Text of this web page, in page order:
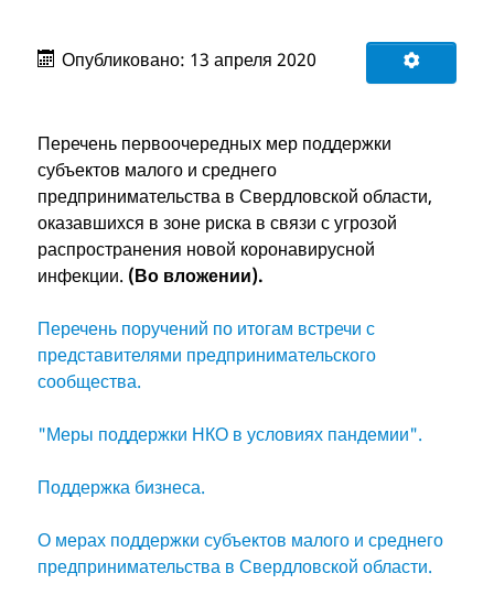
Опубликовано: 13 апреля 2020
Перечень первоочередных мер поддержки
субъектов малого и среднего
предпринимательства в Свердловской области,
оказавшихся в зоне риска в связи с угрозой
распространения новой коронавирусной
инфекции. (Во вложении).
Перечень поручений по итогам встречи с
представителями предпринимательского
сообщества.
"Меры поддержки НКО в условиях пандемии".
Поддержка бизнеса.
О мерах поддержки субъектов малого и среднего
предпринимательства в Свердловской области.